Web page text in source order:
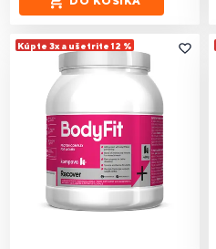
Kúpte 3x a ušetrite 12 %